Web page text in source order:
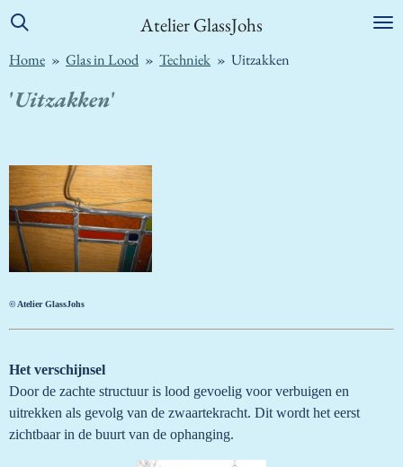
Ga
naar
hoofdinhoud
Atelier GlassJohs
Home » Glas in Lood » Techniek » Uitzakken
'Uitzakken'
© Atelier GlassJohs
Het verschijnsel
Door de zachte structuur is lood gevoelig voor verbuigen en
uitrekken als gevolg van de zwaartekracht. Dit wordt het eerst
zichtbaar in de buurt van de ophanging.